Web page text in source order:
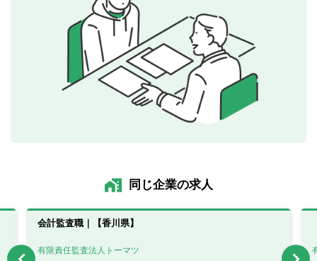
同じ企業の求人
会計監査職｜【香川県】
有限責任監査法人トーマツ